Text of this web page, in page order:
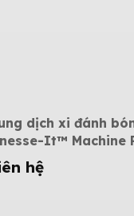
dịch xi đánh
It™ Machine
hệ